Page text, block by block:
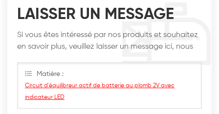
LAISSER UN MESSAGE
Si vous êtes intéressé par nos produits et souhaitez
en savoir plus, veuillez laisser un message ici, nous
Matière :
Circuit d'équilibreur actif de batterie au plomb 2V avec
indicateur LED